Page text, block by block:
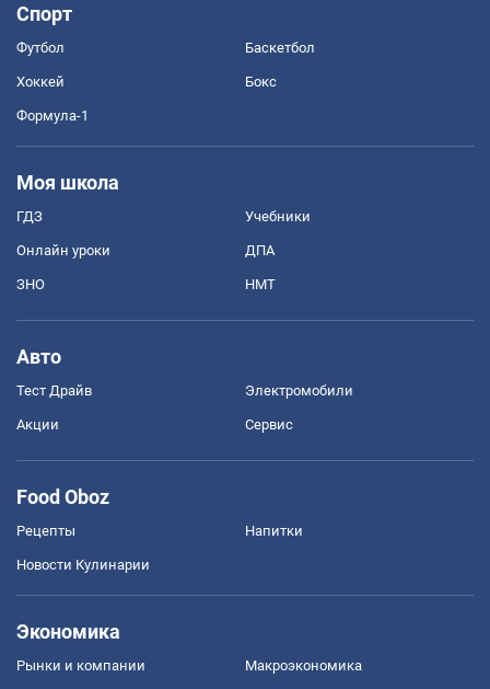
Спорт
Футбол Баскетбол
Хоккей Бокс
Формула-1
Моя школа
ГДЗ Учебники
Онлайн уроки ДПА
ЗНО НМТ
Авто
Тест Драйв Электромобили
Акции Сервис
Food Oboz
Рецепты Напитки
Новости Кулинарии
Экономика
Рынки и компании Mакроэкономика